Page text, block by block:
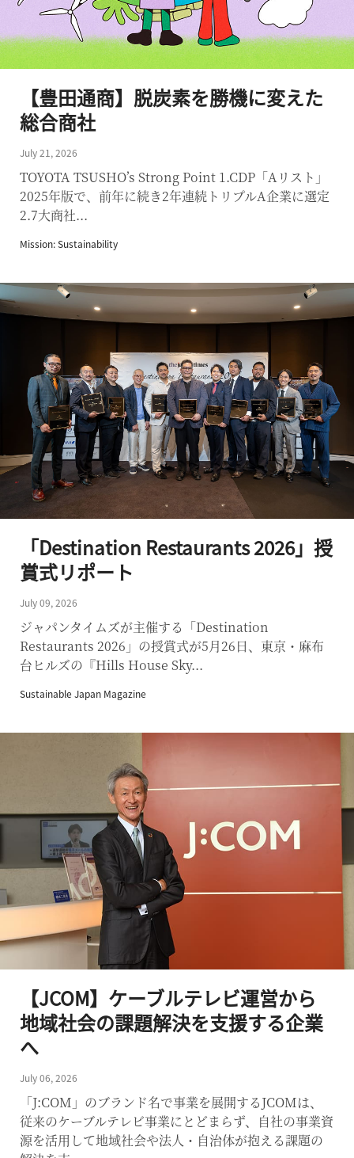
【豊田通商】脱炭素を勝機に変えた
総合商社
July 21, 2026
TOYOTA TSUSHO’s Strong Point 1.CDP「Aリスト」
2025年版で、前年に続き2年連続トリプルA企業に選定
2.7大商社...
Mission: Sustainability
「Destination Restaurants 2026」授
賞式リポート
July 09, 2026
ジャパンタイムズが主催する「Destination
Restaurants 2026」の授賞式が5月26日、東京・麻布
台ヒルズの『Hills House Sky...
Sustainable Japan Magazine
【JCOM】ケーブルテレビ運営から
地域社会の課題解決を支援する企業
へ
July 06, 2026
「J:COM」のブランド名で事業を展開するJCOMは、
従来のケーブルテレビ事業にとどまらず、自社の事業資
源を活用して地域社会や法人・自治体が抱える課題の